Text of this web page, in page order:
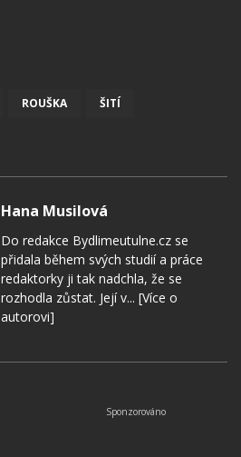
ROUŠKA ŠITÍ
Hana Musilová
Do redakce Bydlimeutulne.cz se
přidala během svých studií a práce
redaktorky ji tak nadchla, že se
rozhodla zůstat. Její v... [Více o
autorovi]